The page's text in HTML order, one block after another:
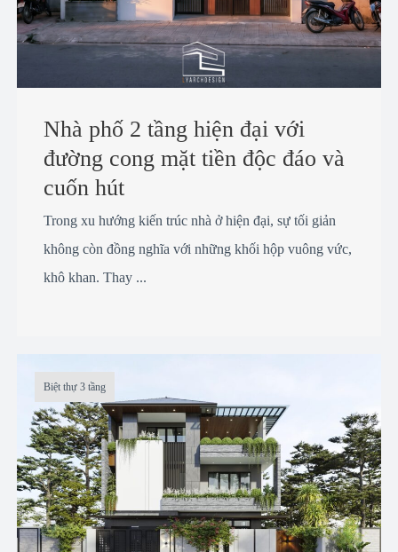
Nhà phố 2 tầng hiện đại với
đường cong mặt tiền độc đáo và
cuốn hút
Trong xu hướng kiến trúc nhà ở hiện đại, sự tối giản
không còn đồng nghĩa với những khối hộp vuông vức,
khô khan. Thay ...
Biệt thự 3 tầng